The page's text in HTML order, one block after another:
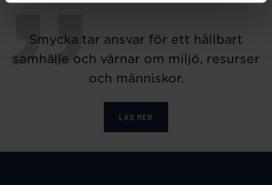
Smycka tar ansvar för ett hållbart
samhälle och värnar om miljö, resurser
och människor.
LÄS MER